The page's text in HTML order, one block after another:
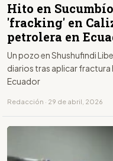
Hito en
'fracking' en
petrolera en
Un pozo en Shushufindi
diarios tras aplicar fractura
Ecuador
Redacción · 29 de abril, 2026